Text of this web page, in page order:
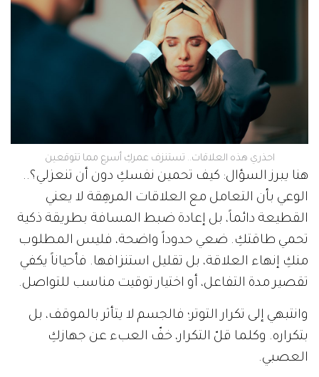
احذري هذه العلاقات.. تستنزف عمركِ أسرع مما تتوقعين
هنا يبرز السؤال: كيف تحمين نفسكِ دون أن تنعزلي؟..
الوعي بأن التعامل مع العلاقات المرهِقة لا يعني
القطيعة دائماً، بل إعادة ضبط المسافة بطريقة ذكية
تحمي طاقتكِ. ضعي حدوداً واضحة، فليس المطلوب
منكِ إنهاء العلاقة، بل تقليل استنزافها. فأحياناً يكفي
تقصير مدة التفاعل، أو اختيار توقيت مناسب للتواصل.
وانتبهي إلى تكرار التوتر؛ فالجسم لا يتأثر بالموقف، بل
بتكراره. وكلما قلّ التكرار، خفّ العبء عن جهازكِ
العصبي.